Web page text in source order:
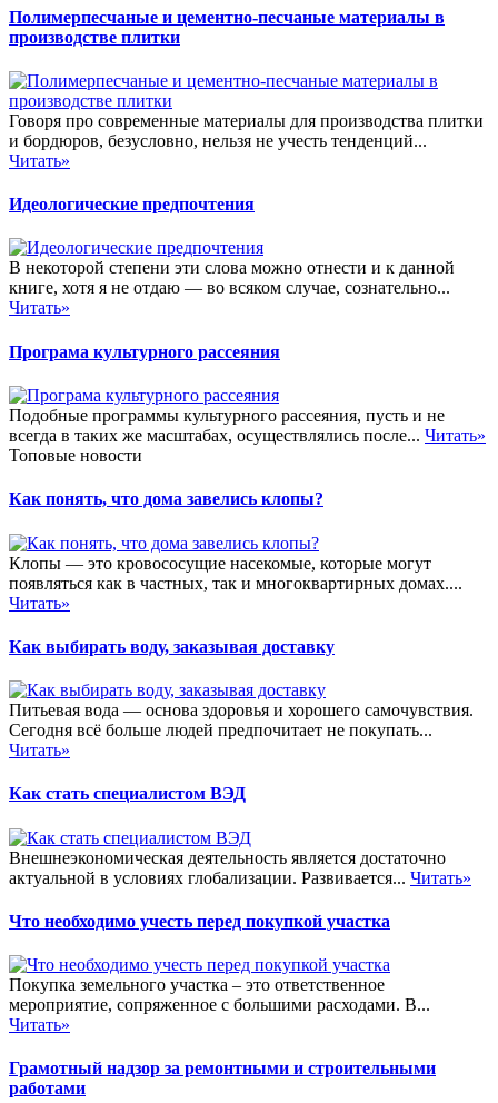
Полимерпесчаные и цементно-песчаные материалы в
производстве плитки
Говоря про современные материалы для производства плитки
и бордюров, безусловно, нельзя не учесть тенденций...
Читать»
Идеологические предпочтения
В некоторой степени эти слова можно отнести и к данной
книге, хотя я не отдаю — во всяком случае, сознательно...
Читать»
Програма культурного рассеяния
Подобные программы культурного рассеяния, пусть и не
всегда в таких же масштабах, осуществлялись после... Читать»
Топовые новости
Как понять, что дома завелись клопы?
Клопы — это кровососущие насекомые, которые могут
появляться как в частных, так и многоквартирных домах....
Читать»
Как выбирать воду, заказывая доставку
Питьевая вода — основа здоровья и хорошего самочувствия.
Сегодня всё больше людей предпочитает не покупать...
Читать»
Как стать специалистом ВЭД
Внешнеэкономическая деятельность является достаточно
актуальной в условиях глобализации. Развивается... Читать»
Что необходимо учесть перед покупкой участка
Покупка земельного участка – это ответственное
мероприятие, сопряженное с большими расходами. В...
Читать»
Грамотный надзор за ремонтными и строительными
работами